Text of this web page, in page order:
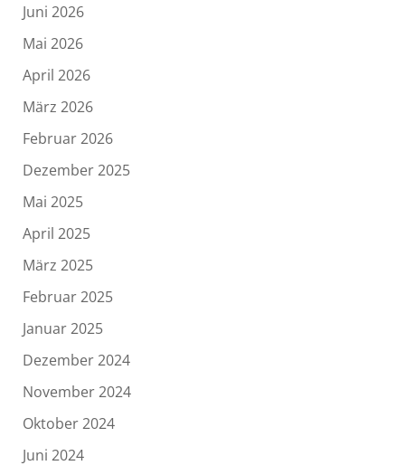
Juni 2026
Mai 2026
April 2026
März 2026
Februar 2026
Dezember 2025
Mai 2025
April 2025
März 2025
Februar 2025
Januar 2025
Dezember 2024
November 2024
Oktober 2024
Juni 2024